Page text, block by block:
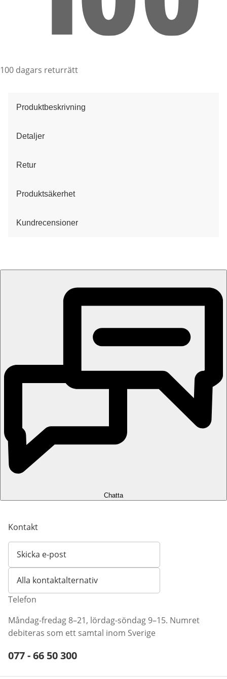
100 dagars returrätt
Produktbeskrivning
Detaljer
Retur
Produktsäkerhet
Kundrecensioner
Chatta
Kontakt
Skicka e-post
Öppnar e-postklient
Alla kontaktalternativ
Telefon
Måndag-fredag 8–21, lördag-söndag 9–15. Numret
debiteras som ett samtal inom Sverige
Telefonnummer:
077 - 66 50 300